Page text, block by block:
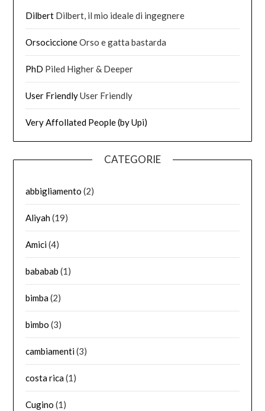
Dilbert Dilbert, il mio ideale di ingegnere
OrsociccioneOrso e gatta bastarda
PhD Piled Higher & Deeper
User FriendlyUser Friendly
Very Affollated People (by Upi)
CATEGORIE
abbigliamento (2)
Aliyah(19)
Amici(4)
bababab (1)
bimba(2)
bimbo (3)
cambiamenti(3)
costa rica(1)
Cugino (1)